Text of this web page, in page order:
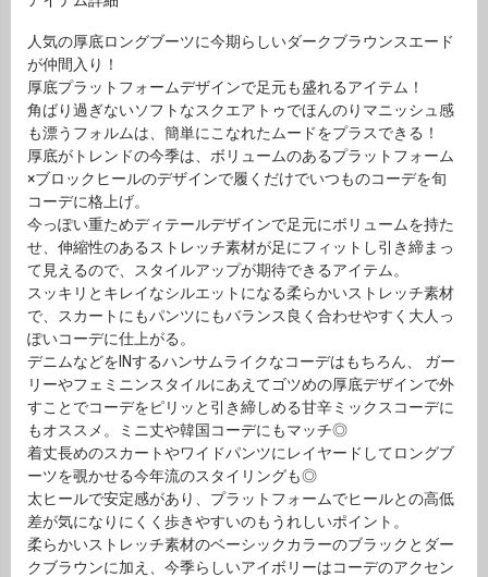
人気の厚底ロングブーツに今期らしいダークブラウンスエード
が仲間入り！
厚底プラットフォームデザインで足元も盛れるアイテム！
角ばり過ぎないソフトなスクエアトゥでほんのりマニッシュ感
も漂うフォルムは、簡単にこなれたムードをプラスできる！
厚底がトレンドの今季は、ボリュームのあるプラットフォーム
×ブロックヒールのデザインで履くだけでいつものコーデを旬
コーデに格上げ。
今っぽい重ためディテールデザインで足元にボリュームを持た
せ、伸縮性のあるストレッチ素材が足にフィットし引き締まっ
て見えるので、スタイルアップが期待できるアイテム。
スッキリとキレイなシルエットになる柔らかいストレッチ素材
で、スカートにもパンツにもバランス良く合わせやすく大人っ
ぽいコーデに仕上がる。
デニムなどをINするハンサムライクなコーデはもちろん、 ガー
リーやフェミニンスタイルにあえてゴツめの厚底デザインで外
すことでコーデをピリッと引き締しめる甘辛ミックスコーデに
もオススメ。ミニ丈や韓国コーデにもマッチ◎
着丈長めのスカートやワイドパンツにレイヤードしてロングブ
ーツを覗かせる今年流のスタイリングも◎
太ヒールで安定感があり、プラットフォームでヒールとの高低
差が気になりにくく歩きやすいのもうれしいポイント。
柔らかいストレッチ素材のベーシックカラーのブラックとダー
クブラウンに加え、今季らしいアイボリーはコーデのアクセン